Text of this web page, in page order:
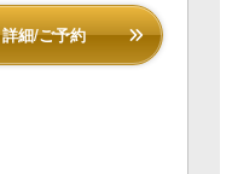
詳細/ご予約